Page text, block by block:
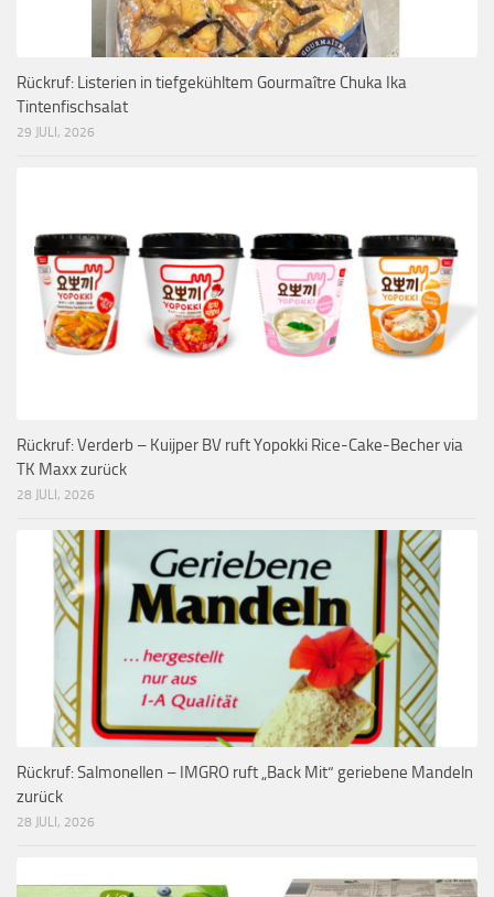
Rückruf: Listerien in tiefgekühltem Gourmaître Chuka Ika
Tintenfischsalat
29 JULI, 2026
Rückruf: Verderb – Kuijper BV ruft Yopokki Rice-Cake-Becher via
TK Maxx zurück
28 JULI, 2026
Rückruf: Salmonellen – IMGRO ruft „Back Mit“ geriebene Mandeln
zurück
28 JULI, 2026